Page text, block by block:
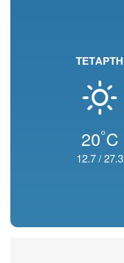
ΤΕΤΑΡΤΗ
20°C
12.7/27.3